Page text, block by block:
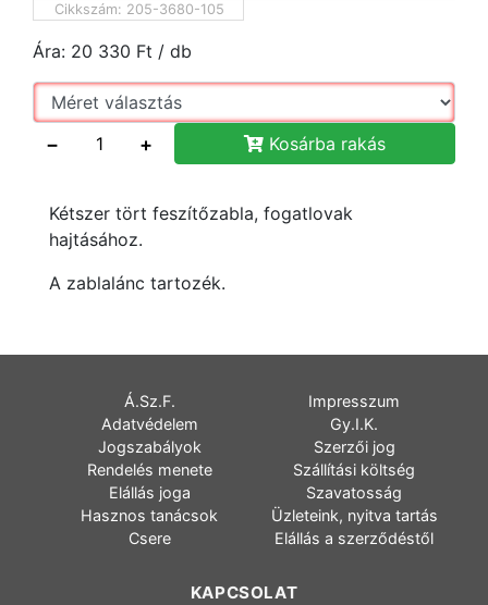
Cikkszám: 205-3680-105
Ára: 20 330 Ft / db
− + Kosárba rakás
Kétszer tört feszítőzabla, fogatlovak
hajtásához.
A zablalánc tartozék.
Á.Sz.F.
Impresszum
Adatvédelem
Gy.I.K.
Jogszabályok
Szerzői jog
Rendelés menete
Szállítási költség
Elállás joga
Szavatosság
Hasznos tanácsok
Üzleteink, nyitva tartás
Csere
Elállás a szerződéstől
KAPCSOLAT